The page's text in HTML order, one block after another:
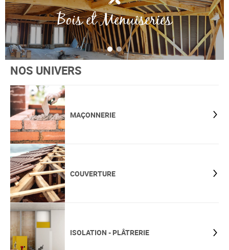
Bois et Menuiseries
NOS UNIVERS
MAÇONNERIE
COUVERTURE
ISOLATION - PLÂTRERIE